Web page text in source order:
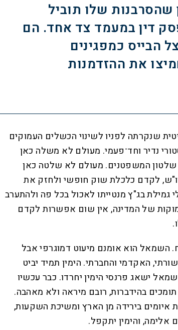
שלו תוביל
דין במעמד צד אחד. הם
הבייס כמפגינים
את ההזדמנות
שנקרתה לפניו לשינוי הכשלים העמוקים
נדיר וחד־פעמי. מעולם לא משלה כאן
המשפטנים. מעולם לא שלטה כאן
לקדם כלכלת שוק חופשי ולחזק את
גמילת בג"ץ מנטייתו לאכול בכל פה ולהתערב
של המדינה, אין שום אפשרות לקדם
השמאל הוא אומנם מיעוט דמוגרפי אבל
האקדמי והחברתי. הימין תמיד יביט
ישאג פרנסי הימין יחרדו. כבר עכשיו
תומכים בהידברות, רובם מיראה ולא מאהבה.
איומים בירידה מן הארץ ומשיכת השקעות,
והימין יתקפל.